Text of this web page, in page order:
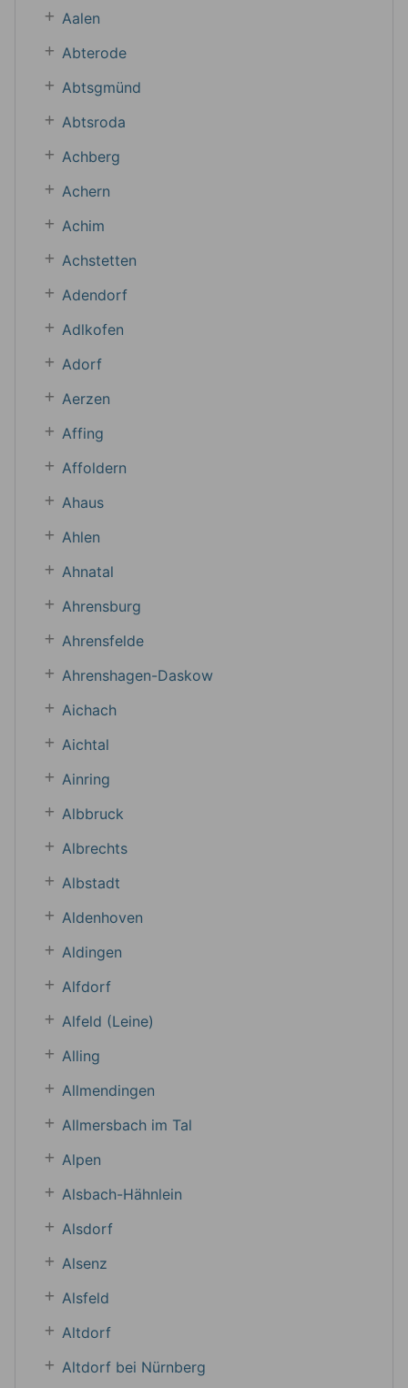
Aalen
Abterode
Abtsgmünd
Abtsroda
Achberg
Achern
Achim
Achstetten
Adendorf
Adlkofen
Adorf
Aerzen
Affing
Affoldern
Ahaus
Ahlen
Ahnatal
Ahrensburg
Ahrensfelde
Ahrenshagen-Daskow
Aichach
Aichtal
Ainring
Albbruck
Albrechts
Albstadt
Aldenhoven
Aldingen
Alfdorf
Alfeld (Leine)
Alling
Allmendingen
Allmersbach im Tal
Alpen
Alsbach-Hähnlein
Alsdorf
Alsenz
Alsfeld
Altdorf
Altdorf bei Nürnberg